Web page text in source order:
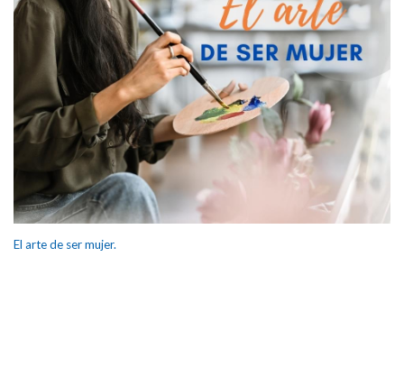
El arte de ser mujer.